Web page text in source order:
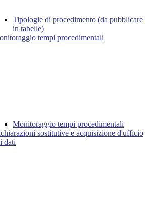
Tipologie di procedimento (da pubblicare
in tabelle)
tempi procedimentali
Monitoraggio tempi procedimentali
sostitutive e acquisizione d'ufficio
dati